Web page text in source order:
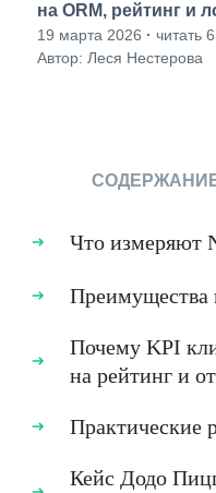
на ORM, рейтинг и
19 марта 2026 · читать
Автор: Леся Нестерова
Что измеряют
Преимущества
Почему KPI
на рейтинг и
Практические
Кейс Додо